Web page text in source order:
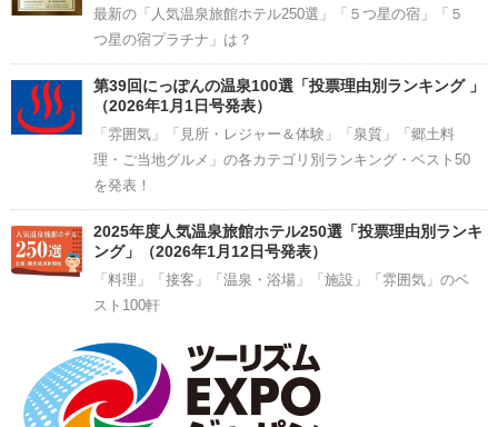
最新の「人気温泉旅館ホテル250選」「５つ星の宿」「５
つ星の宿プラチナ」は？
第39回にっぽんの温泉100選「投票理由別ランキング 」
（2026年1月1日号発表）
「雰囲気」「見所・レジャー＆体験」「泉質」「郷土料
理・ご当地グルメ」の各カテゴリ別ランキング・ベスト50
を発表！
2025年度人気温泉旅館ホテル250選「投票理由別ランキ
ング」（2026年1月12日号発表）
「料理」「接客」「温泉・浴場」「施設」「雰囲気」のベ
スト100軒